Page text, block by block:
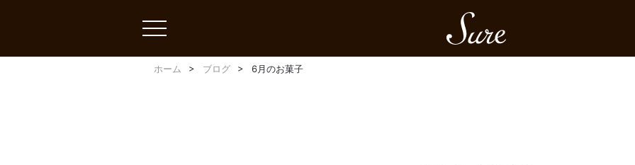
toggle
ホーム ブログ 6月のお菓子